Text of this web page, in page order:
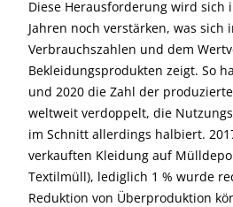
Diese Herausforderung wird sich
Jahren noch verstärken, was sich
Verbrauchszahlen und dem
Bekleidungsprodukten zeigt. So
und 2020 die Zahl der
weltweit verdoppelt, die
im Schnitt allerdings halbiert.
verkauften Kleidung auf
Textilmüll), lediglich 1 % wurde
Reduktion von Überproduktion